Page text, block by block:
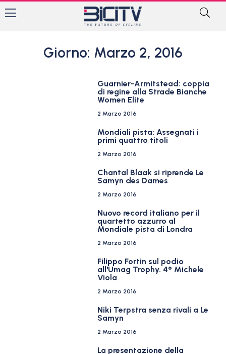
Giorno: Marzo 2, 2016
Guarnier-Armitstead: coppia
di regine alla Strade Bianche
Women Elite
2 Marzo 2016
Mondiali pista: Assegnati i
primi quattro titoli
2 Marzo 2016
Chantal Blaak si riprende Le
Samyn des Dames
2 Marzo 2016
Nuovo record italiano per il
quartetto azzurro al
Mondiale pista di Londra
2 Marzo 2016
Filippo Fortin sul podio
all'Umag Trophy. 4° Michele
Viola
2 Marzo 2016
Niki Terpstra senza rivali a Le
Samyn
2 Marzo 2016
La presentazione della